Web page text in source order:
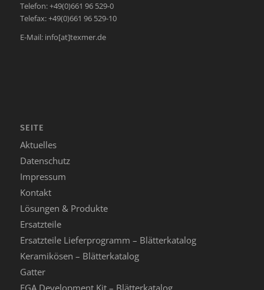
Telefon: +49(0)661 96 529-0
Telefax: +49(0)661 96 529-10
E-Mail: info[at]texmer.de
SEITE
Aktuelles
Datenschutz
Impressum
Kontakt
Lösungen & Produkte
Ersatzteile
Ersatzteile Lieferprogramm – Blätterkatalog
Keramikösen – Blätterkatalog
Gatter
EGA Development Kit – Blätterkatalog